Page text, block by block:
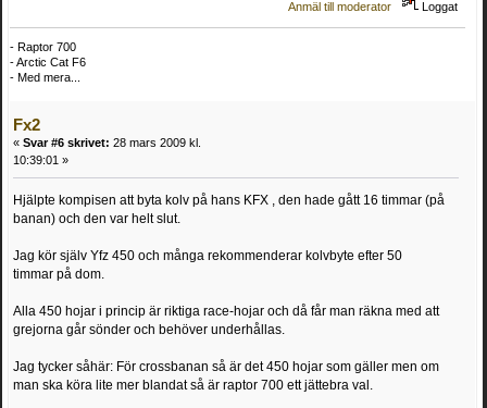
Anmäl till moderator Loggat
- Raptor 700
- Arctic Cat F6
- Med mera...
Fx2
« Svar #6 skrivet: 28 mars 2009 kl.
10:39:01 »
Hjälpte kompisen att byta kolv på hans KFX , den hade gått 16 timmar (på
banan) och den var helt slut.
Jag kör själv Yfz 450 och många rekommenderar kolvbyte efter 50
timmar på dom.
Alla 450 hojar i princip är riktiga race-hojar och då får man räkna med att
grejorna går sönder och behöver underhållas.
Jag tycker såhär: För crossbanan så är det 450 hojar som gäller men om
man ska köra lite mer blandat så är raptor 700 ett jättebra val.